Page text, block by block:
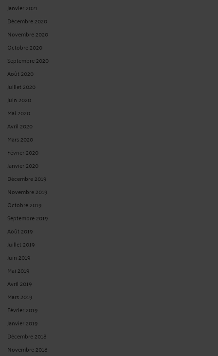
Janvier 2021
Décembre 2020
Novembre 2020
Octobre 2020
Septembre 2020
Août 2020
Juillet 2020
Juin 2020
Mai 2020
Avril 2020
Mars 2020
Février 2020
Janvier 2020
Décembre 2019
Novembre 2019
Octobre 2019
Septembre 2019
Août 2019
Juillet 2019
Juin 2019
Mai 2019
Avril 2019
Mars 2019
Février 2019
Janvier 2019
Décembre 2018
Novembre 2018